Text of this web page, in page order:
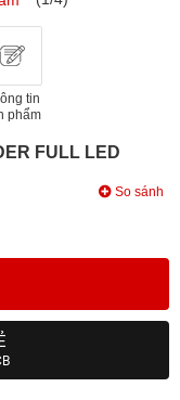
tin
phẩm
FULL LED
So sánh